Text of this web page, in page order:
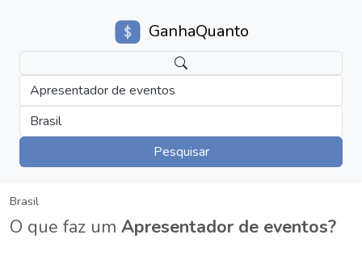
GanhaQuanto
Apresentador de eventos
Brasil
Pesquisar
Brasil
O que faz um Apresentador de eventos?